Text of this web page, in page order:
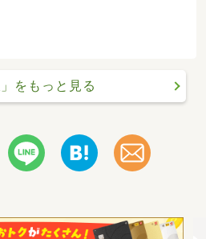
」をもっと見る